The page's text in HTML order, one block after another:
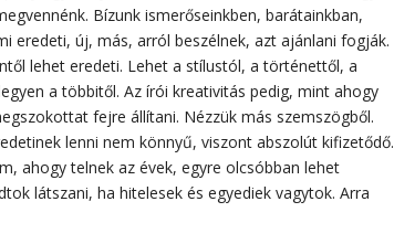
Bízunk ismerőseinkben, barátainkban,
eredeti, új, más, arról beszélnek, azt ajánlani fogják.
lehet eredeti. Lehet a stílustól, a történettől, a
a többitől. Az írói kreativitás pedig, mint ahogy
fejre állítani. Nézzük más szemszögből.
lenni nem könnyű, viszont abszolút kifizetődő.
ahogy telnek az évek, egyre olcsóbban lehet
látszani, ha hitelesek és egyediek vagytok. Arra